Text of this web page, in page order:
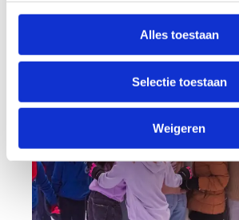
Alles toestaan
Selectie toestaan
Weigeren